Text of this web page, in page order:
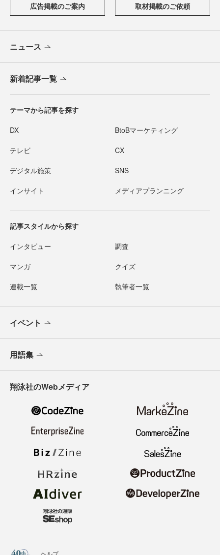
広告掲載のご案内 取材掲載のご依頼
ニュース
新着記事一覧
テーマから記事を探す
DX BtoBマーケティング
テレビ CX
デジタル施策 SNS
インサイト メディアプランニング
記事スタイルから探す
インタビュー 調査
マンガ クイズ
連載一覧 執筆者一覧
イベント
用語集
翔泳社のWebメディア
ヘルプ